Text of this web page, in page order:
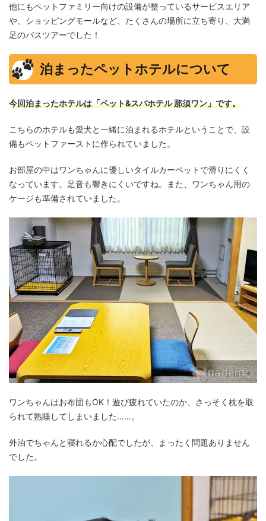
他にもペットファミリー向けの設備が整っているサービスエリア
や、ショッピングモールなど、たくさんの場所に立ち寄り、大満
足のバスツアーでした！
泊まったペットホテルについて
今回泊まったホテルは「ペット&スパホテル 那須ワン」です。
こちらのホテルも愛犬と一緒に泊まれるホテルということで、設
備もペットファーストに作られていました。
お部屋の中はワンちゃんに優しいタイルカーペットで滑りにくく
なっています。足音も響きにくいですね。また、ワンちゃん用の
ケージも準備されていました。
ワンちゃんはお布団もOK！遊び疲れていたのか、さっそく枕を取
られて熟睡してしまいました……。
外泊でちゃんと寝れるか心配でしたが、まったく問題ありません
でした。